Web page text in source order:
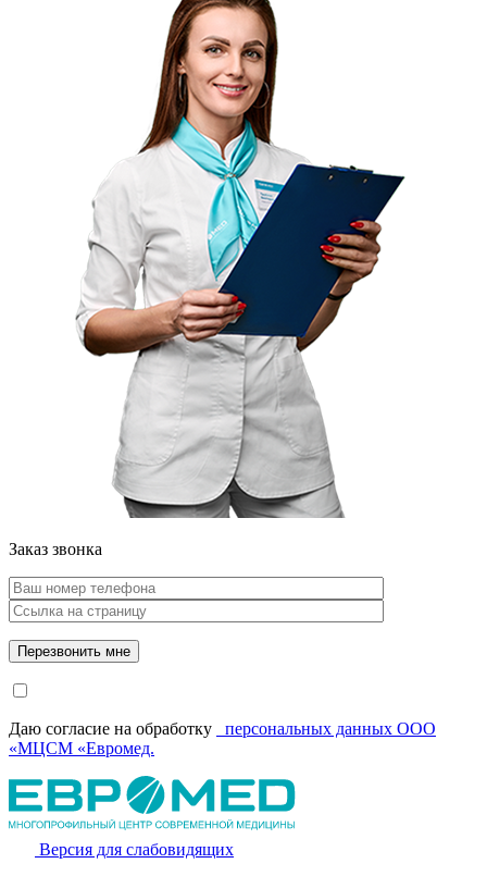
Заказ звонка
Даю согласие на обработку
персональных данных ООО
«МЦСМ «Евромед.
Версия для слабовидящих